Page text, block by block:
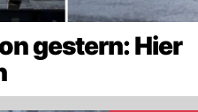
gestern: Hier